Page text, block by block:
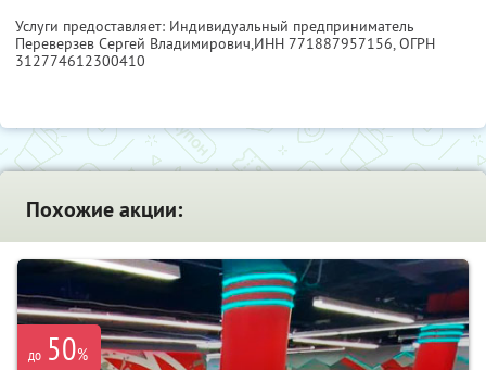
Услуги предоставляет: Индивидуальный предприниматель
Переверзев Сергей Владимирович,ИНН 771887957156, ОГРН
312774612300410
Похожие акции:
до 50%